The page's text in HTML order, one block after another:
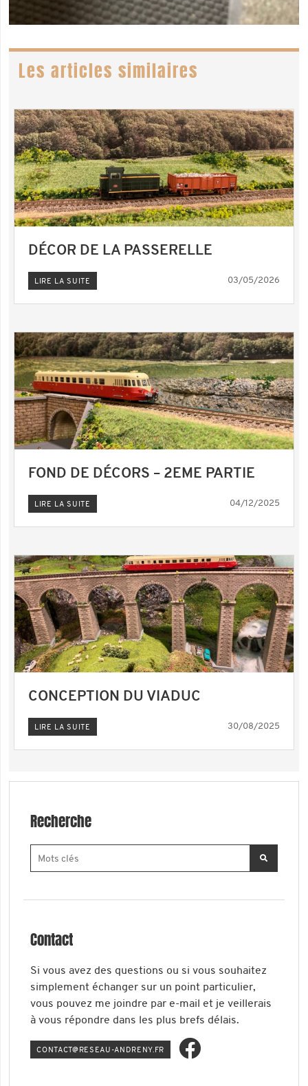
Les articles similaires
DÉCOR DE LA PASSERELLE
LIRE LA SUITE 03/05/2026
FOND DE DÉCORS – 2EME PARTIE
LIRE LA SUITE 04/12/2025
CONCEPTION DU VIADUC
LIRE LA SUITE 30/08/2025
Recherche
Contact
Si vous avez des questions ou si vous souhaitez
simplement échanger sur un point particulier,
vous pouvez me joindre par e-mail et je veillerais
à vous répondre dans les plus brefs délais.
RF.YN
ERDNA
-UAES
ER@TC
ATNOC